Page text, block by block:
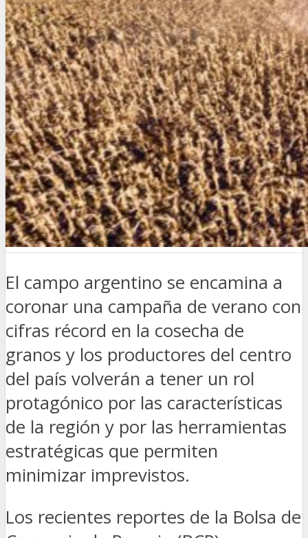
El campo argentino se encamina a
coronar una campaña de verano con
cifras récord en la cosecha de
granos y los productores del centro
del país volverán a tener un rol
protagónico por las características
de la región y por las herramientas
estratégicas que permiten
minimizar imprevistos.
Los recientes reportes de la Bolsa de